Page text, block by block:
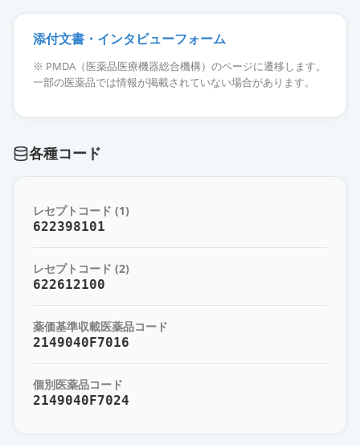
カンデサルタン錠8mg「FFP」
薬価 10.80 円
カンデサルタン錠8mg「NIG」
カンデサルタン錠8mg「ツルハラ」
カンデサルタン錠8mg「タナベ」
カンデサルタン錠8mg「テバ」
カンデサルタン錠8mg「モチダ」
添付文書・インタビューフォーム
※ PMDA（医薬品医療機器総合機構）のページに遷移します。
一部の医薬品では情報が掲載されていない場合があります。
各種コード
レセプトコード (1)
622398101
レセプトコード (2)
622612100
薬価基準収載医薬品コード
2149040F7016
個別医薬品コード
2149040F7024